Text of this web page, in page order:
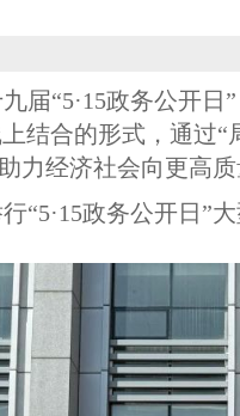
届“5·15政务公开
结合的形式，通过
力经济社会向更高
“5·15政务公开日